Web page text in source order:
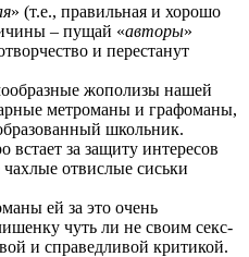
» (т.е., правильная и хорошо
– пущай «авторы»
и перестанут
жополизы нашей
метроманы и графоманы,
школьник.
за защиту интересов
отвислые сиськи
ей за это очень
чуть ли не своим секс-
и справедливой критикой.